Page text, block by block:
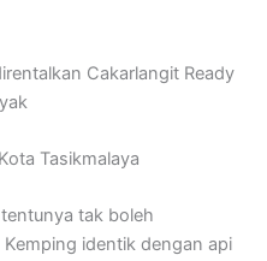
Cakarlangit Ready
Tasikmalaya
tak boleh
identik dengan api